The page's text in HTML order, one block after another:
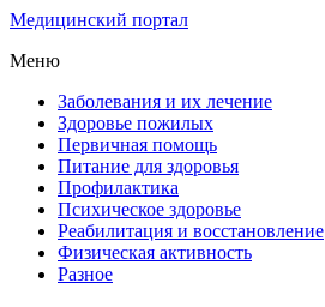
Медицинский портал
Меню
Заболевания и их лечение
Здоровье пожилых
Первичная помощь
Питание для здоровья
Профилактика
Психическое здоровье
Реабилитация и восстановление
Физическая активность
Разное